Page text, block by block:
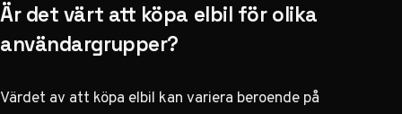
Är det värt att köpa elbil för olika
användargrupper?
Värdet av att köpa elbil kan variera beroende på